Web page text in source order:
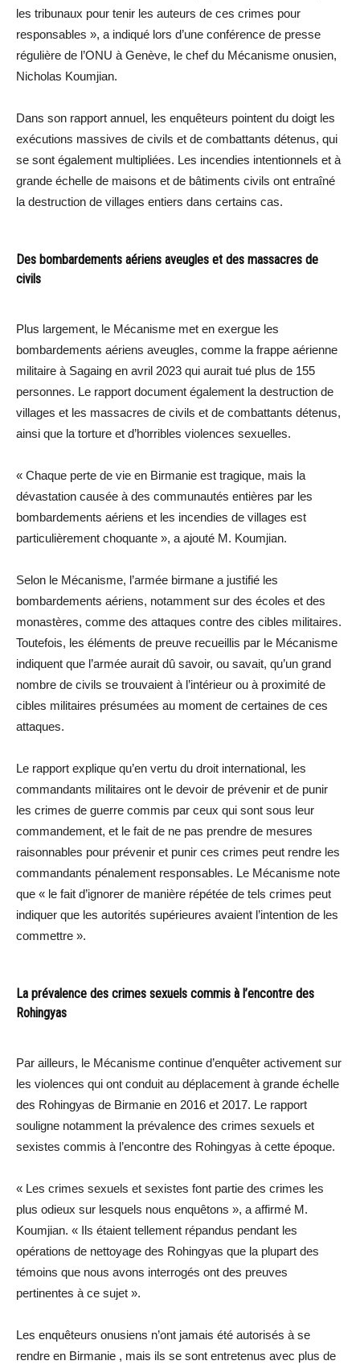
les tribunaux pour tenir les auteurs de ces crimes pour
responsables », a indiqué lors d’une conférence de presse
régulière de l’ONU à Genève, le chef du Mécanisme onusien,
Nicholas Koumjian.
Dans son rapport annuel, les enquêteurs pointent du doigt les
exécutions massives de civils et de combattants détenus, qui
se sont également multipliées. Les incendies intentionnels et à
grande échelle de maisons et de bâtiments civils ont entraîné
la destruction de villages entiers dans certains cas.
Des bombardements aériens aveugles et des massacres de
civils
Plus largement, le Mécanisme met en exergue les
bombardements aériens aveugles, comme la frappe aérienne
militaire à Sagaing en avril 2023 qui aurait tué plus de 155
personnes. Le rapport document également la destruction de
villages et les massacres de civils et de combattants détenus,
ainsi que la torture et d’horribles violences sexuelles.
« Chaque perte de vie en Birmanie est tragique, mais la
dévastation causée à des communautés entières par les
bombardements aériens et les incendies de villages est
particulièrement choquante », a ajouté M. Koumjian.
Selon le Mécanisme, l’armée birmane a justifié les
bombardements aériens, notamment sur des écoles et des
monastères, comme des attaques contre des cibles militaires.
Toutefois, les éléments de preuve recueillis par le Mécanisme
indiquent que l’armée aurait dû savoir, ou savait, qu’un grand
nombre de civils se trouvaient à l’intérieur ou à proximité de
cibles militaires présumées au moment de certaines de ces
attaques.
Le rapport explique qu’en vertu du droit international, les
commandants militaires ont le devoir de prévenir et de punir
les crimes de guerre commis par ceux qui sont sous leur
commandement, et le fait de ne pas prendre de mesures
raisonnables pour prévenir et punir ces crimes peut rendre les
commandants pénalement responsables. Le Mécanisme note
que « le fait d’ignorer de manière répétée de tels crimes peut
indiquer que les autorités supérieures avaient l’intention de les
commettre ».
La prévalence des crimes sexuels commis à l’encontre des
Rohingyas
Par ailleurs, le Mécanisme continue d’enquêter activement sur
les violences qui ont conduit au déplacement à grande échelle
des Rohingyas de Birmanie en 2016 et 2017. Le rapport
souligne notamment la prévalence des crimes sexuels et
sexistes commis à l’encontre des Rohingyas à cette époque.
« Les crimes sexuels et sexistes font partie des crimes les
plus odieux sur lesquels nous enquêtons », a affirmé M.
Koumjian. « Ils étaient tellement répandus pendant les
opérations de nettoyage des Rohingyas que la plupart des
témoins que nous avons interrogés ont des preuves
pertinentes à ce sujet ».
Les enquêteurs onusiens n’ont jamais été autorisés à se
rendre en Birmanie , mais ils se sont entretenus avec plus de